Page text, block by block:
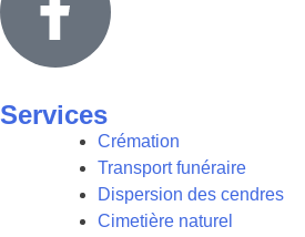
Services
Crémation
Transport funéraire
Dispersion des cendres
Cimetière naturel